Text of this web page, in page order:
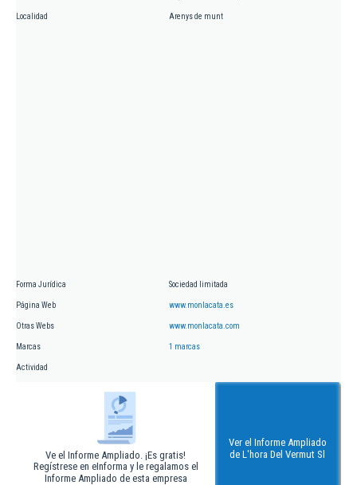
Localidad Arenys de munt
Forma Jurídica Sociedad limitada
Página Web www.monlacata.es
Otras Webs www.monlacata.com
Marcas 1 marcas
Actividad
Ve el Informe Ampliado. ¡Es gratis!
Regístrese en eInforma y le regalamos el
Informe Ampliado de esta empresa
Ver el Informe Ampliado
de L'hora Del Vermut Sl